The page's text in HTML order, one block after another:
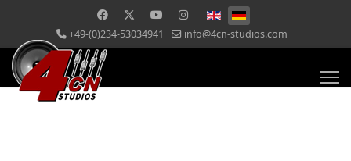
+49-(0)234-53034941 info@4cn-studios.com